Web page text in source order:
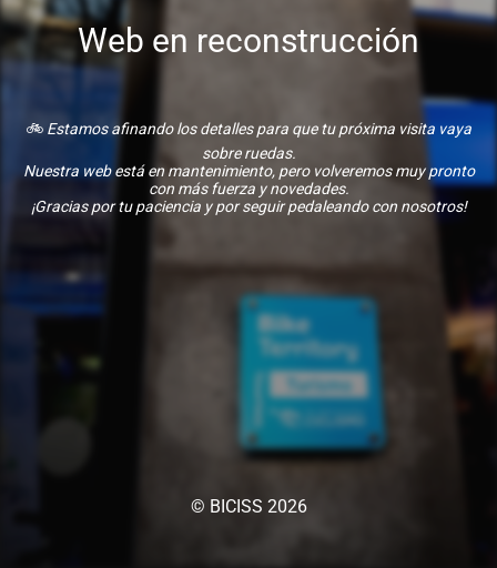
Web en reconstrucción
🚲 Estamos afinando los detalles para que tu próxima visita vaya
sobre ruedas.
Nuestra web está en mantenimiento, pero volveremos muy pronto
con más fuerza y novedades.
¡Gracias por tu paciencia y por seguir pedaleando con nosotros!
© BICISS 2026